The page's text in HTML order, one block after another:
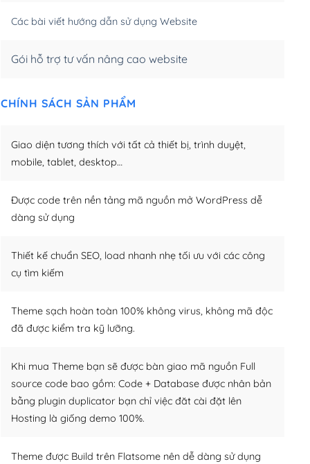
Các bài viết hướng dẫn sử dụng Website
Gói hỗ trợ tư vấn nâng cao website
CHÍNH SÁCH SẢN PHẨM
Giao diện tương thích với tất cả thiết bị, trình duyệt,
mobile, tablet, desktop…
Được code trên nền tảng mã nguồn mở WordPress dễ
dàng sử dụng
Thiết kế chuẩn SEO, load nhanh nhẹ tối ưu với các công
cụ tìm kiếm
Theme sạch hoàn toàn 100% không virus, không mã độc
đã được kiểm tra kỹ lưỡng.
Khi mua Theme bạn sẽ được bàn giao mã nguồn Full
source code bao gồm: Code + Database được nhân bản
bằng plugin duplicator bạn chỉ việc đăt cài đặt lên
Hosting là giống demo 100%.
Theme được Build trên Flatsome nên dễ dàng sử dụng